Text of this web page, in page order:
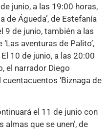
junio, a las 19:00 horas,
de Águeda’, de Estefanía
9 de junio, también a las
aventuras de Palito’,
10 de junio, a las 20:00
el narrador Diego
‘Biznaga de
el 11 de junio con
almas que se unen’, de